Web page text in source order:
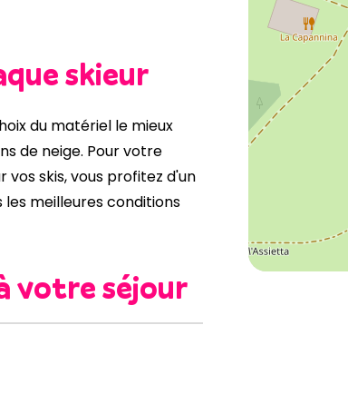
skieur
du matériel le mieux
de neige. Pour votre
vos skis, vous profitez d'un
meilleures conditions
votre séjour
ou les conditions
une autre discipline